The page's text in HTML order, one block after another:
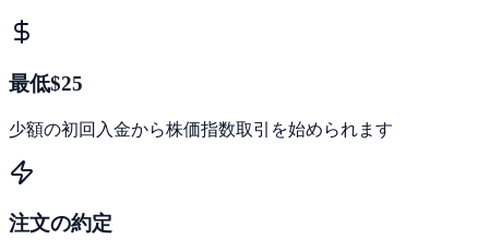
最低$25
少額の初回入金から株価指数取引を始められます
注文の約定